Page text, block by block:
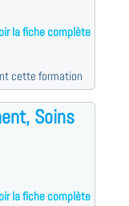
la fiche complète
cette formation
Soins
la fiche complète